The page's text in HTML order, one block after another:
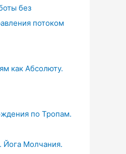
без
потоком
как Абсолюту.
по Тропам.
Йога Молчания.